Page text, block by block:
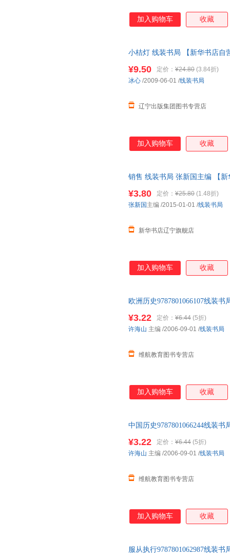
加入购物车 收藏
小桔灯 线装书局 【新华书店自
¥9.50 定价： ¥24.80 (3.84折)
辽宁出版集团图书专营店
冰心 /2009-06-01 /线装书局
加入购物车 收藏
销售 线装书局 张新国主编 【
¥3.80 定价： ¥25.80 (1.48折)
新华书店辽宁旗舰店
张新国 主编 /2015-01-01 /线装书局
加入购物车 收藏
欧洲历史9787801066107线装
¥3.22 定价： ¥6.44 (5折)
维航教育图书专营店
许海山 主编 /2006-09-01 /线装书局
加入购物车 收藏
中国历史9787801066244线装
¥3.22 定价： ¥6.44 (5折)
维航教育图书专营店
许海山 主编 /2006-09-01 /线装书局
加入购物车 收藏
服从执行9787801062987线装